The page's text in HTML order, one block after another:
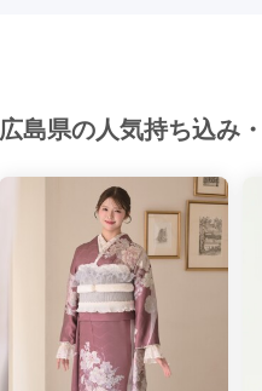
広島県の人気持ち込み